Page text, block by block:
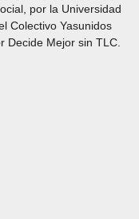
por la Universidad
Colectivo Yasunidos
Decide Mejor sin TLC.